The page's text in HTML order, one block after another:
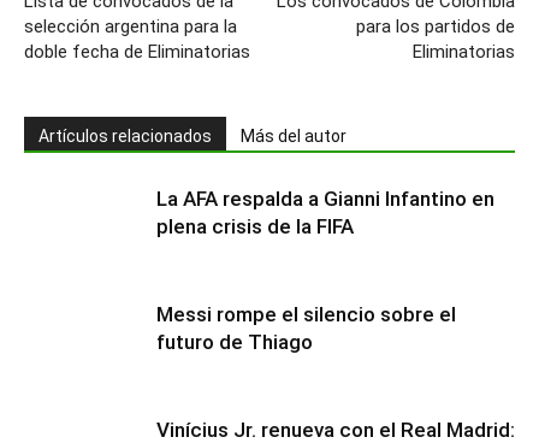
selección argentina para la
doble fecha de Eliminatorias
para los partidos de
Eliminatorias
Artículos relacionados Más del autor
La AFA respalda a Gianni Infantino en
plena crisis de la FIFA
Messi rompe el silencio sobre el
futuro de Thiago
Vinícius Jr. renueva con el Real Madrid: